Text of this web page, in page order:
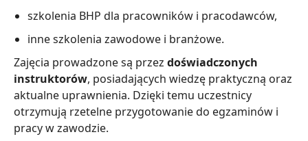
szkolenia BHP dla pracowników i pracodawców,
inne szkolenia zawodowe i branżowe.
Zajęcia prowadzone są przez doświadczonych
instruktorów, posiadających wiedzę praktyczną oraz
aktualne uprawnienia. Dzięki temu uczestnicy
otrzymują rzetelne przygotowanie do egzaminów i
pracy w zawodzie.